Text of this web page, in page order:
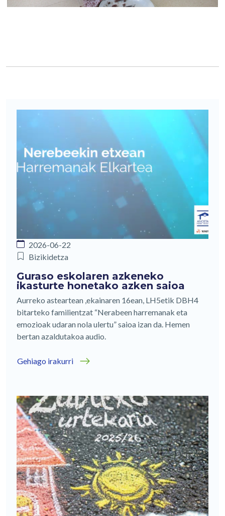
2026-06-22
Bizikidetza
Guraso eskolaren azkeneko
ikasturte honetako azken saioa
Aurreko asteartean ,ekainaren 16ean, LH5etik DBH4
bitarteko familientzat “Nerabeen harremanak eta
emozioak udaran nola ulertu” saioa izan da. Hemen
bertan azaldutakoa audio.
Gehiago irakurri